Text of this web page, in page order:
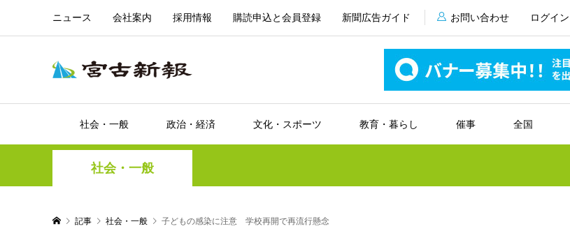
ニュース 会社案内 採用情報 購読申込と会員登録 新聞広告ガイド お問い合わせ ログイン
社会・一般 政治・経済 文化・スポーツ 教育・暮らし 催事 全国
社会・一般
記事 社会・一般 子どもの感染に注意 学校再開で再流行懸念